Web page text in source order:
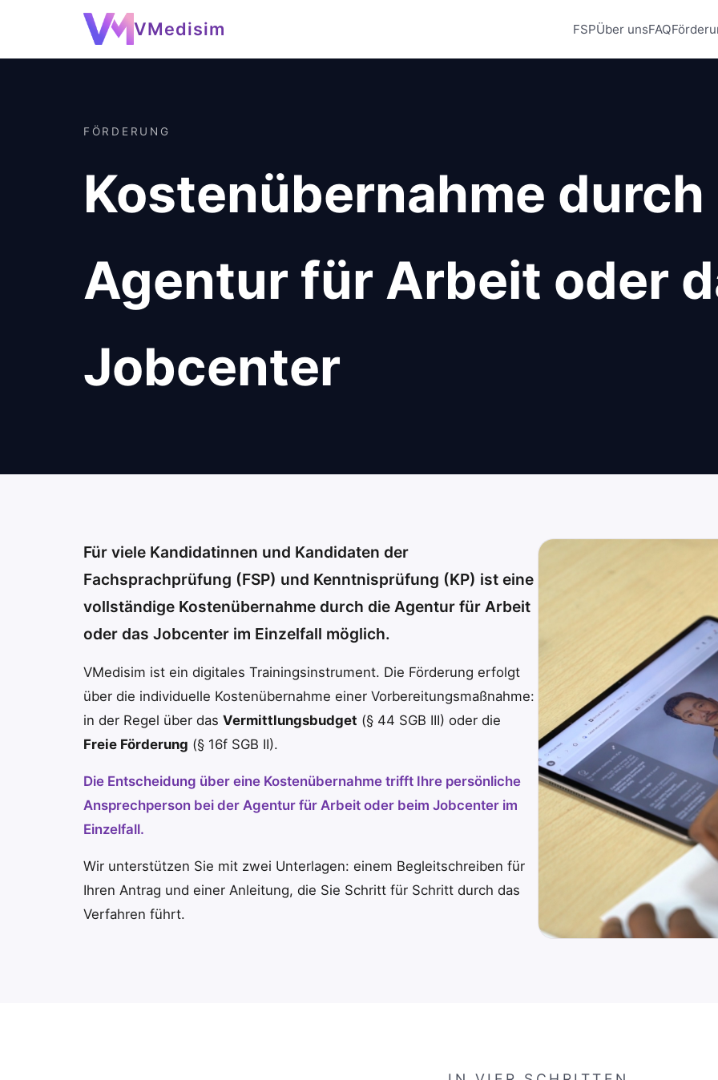
VMedisim FSPÜber unsFAQ
FÖRDERUNG
Kostenübernahme durch
Agentur für Arbeit oder
Jobcenter
Für viele Kandidatinnen und Kandidaten der
Fachsprachprüfung (FSP) und Kenntnisprüfung (KP) ist eine
vollständige Kostenübernahme durch die Agentur für Arbeit
oder das Jobcenter im Einzelfall möglich.
VMedisim ist ein digitales Trainingsinstrument. Die Förderung erfolgt
über die individuelle Kostenübernahme einer Vorbereitungsmaßnahme:
in der Regel über das Vermittlungsbudget (§ 44 SGB III) oder die
Freie Förderung (§ 16f SGB II).
Die Entscheidung über eine Kostenübernahme trifft Ihre persönliche
Ansprechperson bei der Agentur für Arbeit oder beim Jobcenter im
Einzelfall.
Wir unterstützen Sie mit zwei Unterlagen: einem Begleitschreiben für
Ihren Antrag und einer Anleitung, die Sie Schritt für Schritt durch das
Verfahren führt.